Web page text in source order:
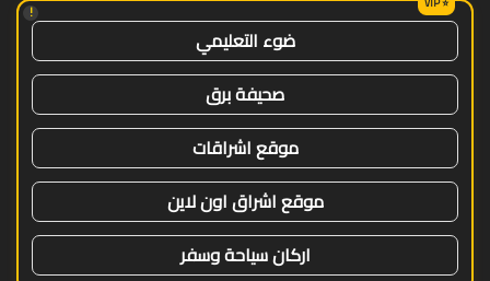
!
ضوء التعليمي
صحيفة برق
موقع اشراقات
موقع اشراق اون لاين
اركان سياحة وسفر